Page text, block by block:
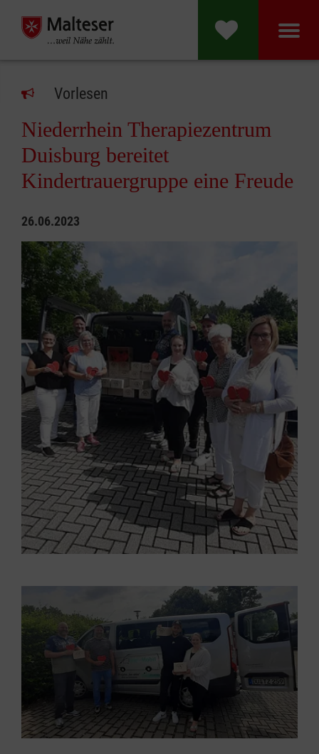
Malteser
Vorlesen
Niederrhein Therapiezentrum
Duisburg bereitet
Kindertrauergruppe eine Freude
26.06.2023